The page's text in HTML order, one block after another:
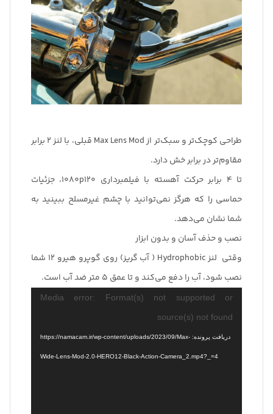
طراحی کوچک‌تر و سبک‌تر از Max Lens Mod قبلی، با لنز 2 برابر
مقاوم‌تر در برابر خش دارد.
تا 4 برابر حرکت آهسته با فیلمبرداری 1080p120، جزئیات
حماسی را که هرگز نمی‌توانید با چشم غیرمسلح ببینید به
شما نشان می‌دهد.
نصب و حذف آسان و بدون ابزار
وقتی لنز Hydrophobic ( آب گریز) روی گوپرو هیرو 12 شما
نصب شود، آب را دفع می‌کند و تا عمق 5 متر ضد آب است.
نمایشگر
ویدیو
Media error: Format(s) not supported or
source(s) not found
دریافت پرونده: https://namacam.ir/wp-content/uploads/2023/09/Max-
Wide-Lens-Mod-2.0-HERO12-Black-Action-Camera_2.mp4?_=4